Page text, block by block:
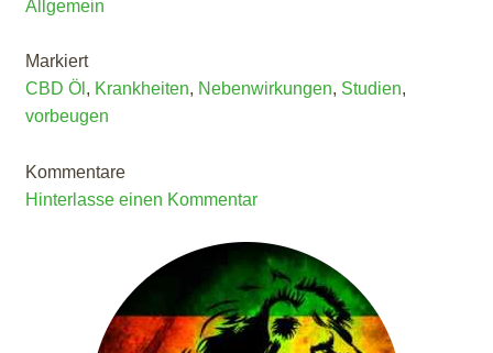
Allgemein
Markiert
CBD Öl , Krankheiten, Nebenwirkungen, Studien,
vorbeugen
Kommentare
Hinterlasse einen Kommentar